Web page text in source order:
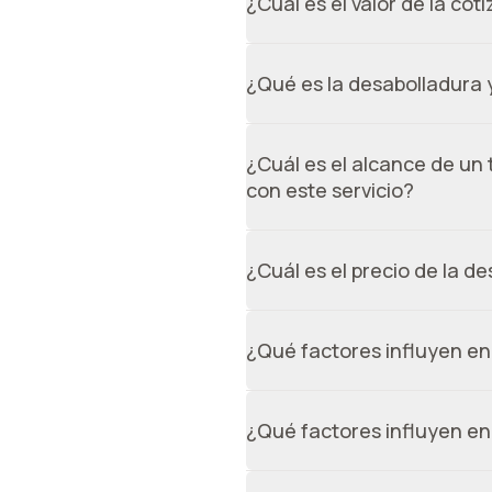
imágenes no son suficientes,
¿Qué es la
protegiéndolo de la corrosión
¿Cuál es el alcance de
con este servicio?
estacionamiento, raspones,
¿Cuál es el precio de la
¿Qué factores influyen
¿Qué factores influyen